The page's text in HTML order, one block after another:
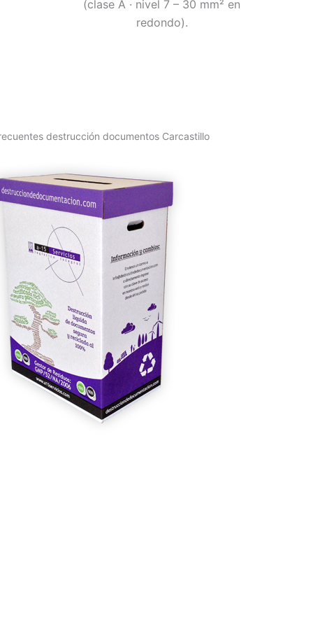
(clase A · nivel 7 – 30 mm² en
redondo).
destrucción documentos Carcastillo